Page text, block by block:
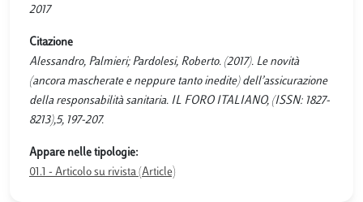
2017
Citazione
Alessandro, Palmieri; Pardolesi, Roberto. (2017). Le novità
(ancora mascherate e neppure tanto inedite) dell’assicurazione
della responsabilità sanitaria. IL FORO ITALIANO, (ISSN: 1827-
8213),5, 197-207.
Appare nelle tipologie:
01.1 - Articolo su rivista (Article)